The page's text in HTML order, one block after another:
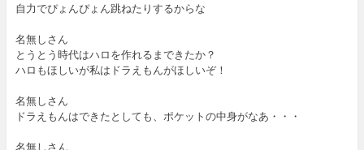
自力でぴょんぴょん跳ねたりするからな
名無しさん
とうとう時代はハロを作れるまできたか？
ハロもほしいが私はドラえもんがほしいぞ！
名無しさん
ドラえもんはできたとしても、ポケットの中身がなあ・・・
名無しさん